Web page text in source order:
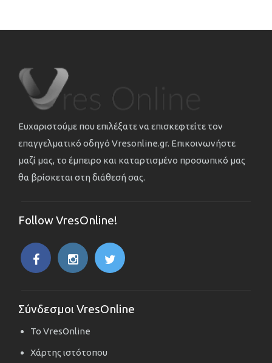
Ευχαριστούμε που επιλέξατε να επισκεφτείτε τον
επαγγελματικό οδηγό Vresonline.gr. Επικοινωνήστε
μαζί μας, το έμπειρο και καταρτισμένο προσωπικό μας
θα βρίσκεται στη διάθεσή σας.
Follow VresOnline!
Σύνδεσμοι VresOnline
Το VresOnline
Χάρτης ιστότοπου